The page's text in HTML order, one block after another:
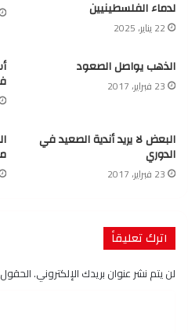
لدماء الفلسطينيين
22 يناير، 2025
الذهب يواصل الصعود
23 فبراير، 2017
البعض لا يريد أندية الصعيد في
الدوري
23 فبراير، 2017
اترك تعليقاً
لن يتم نشر عنوان بريدك الإلكتروني.الحقول